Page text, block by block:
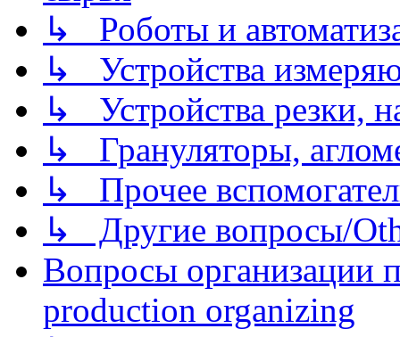
↳ Роботы и
↳ Устройства
↳ Устройства резки,
↳ Грануляторы,
↳ Прочее
↳ Другие вопросы/
Вопросы организации
production organizing